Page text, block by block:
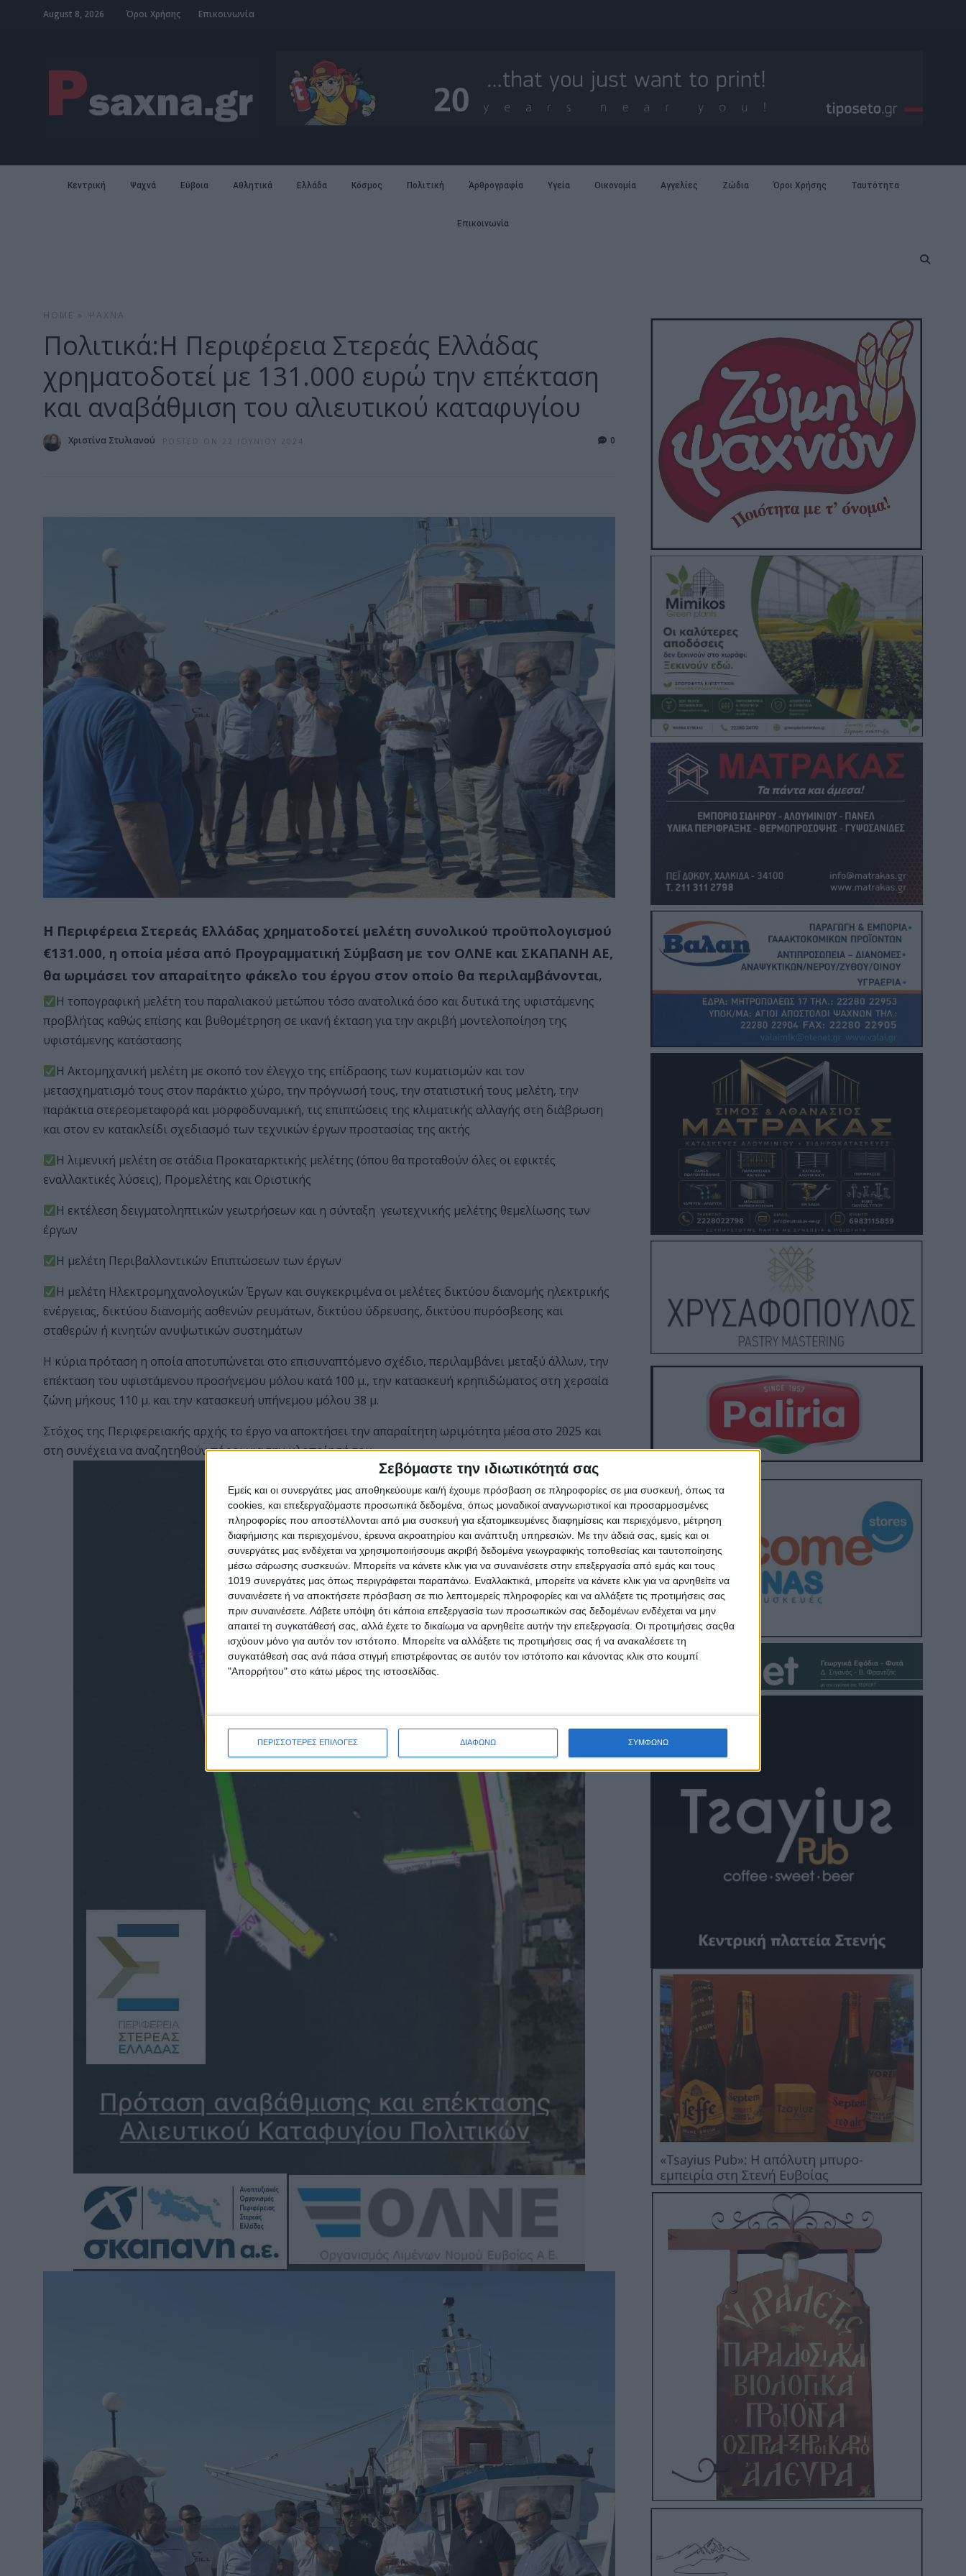
Σεβόμαστε την ιδιωτικότητά σας
Εμείς και οι συνεργάτες μας αποθηκεύουμε και/ή έχουμε πρόσβαση σε πληροφορίες σε μια συσκευή, όπως τα
cookies, και επεξεργαζόμαστε προσωπικά δεδομένα, όπως μοναδικοί αναγνωριστικοί και προσαρμοσμένες
πληροφορίες που αποστέλλονται από μια συσκευή για εξατομικευμένες διαφημίσεις και περιεχόμενο, μέτρηση
διαφήμισης και περιεχομένου, έρευνα ακροατηρίου και ανάπτυξη υπηρεσιών. Με την άδειά σας, εμείς και οι
συνεργάτες μας ενδέχεται να χρησιμοποιήσουμε ακριβή δεδομένα γεωγραφικής τοποθεσίας και ταυτοποίησης
μέσω σάρωσης συσκευών. Μπορείτε να κάνετε κλικ για να συναινέσετε στην επεξεργασία από εμάς και τους
1019 συνεργάτες μας όπως περιγράφεται παραπάνω. Εναλλακτικά, μπορείτε να κάνετε κλικ για να αρνηθείτε να
συναινέσετε ή να αποκτήσετε πρόσβαση σε πιο λεπτομερείς πληροφορίες και να αλλάξετε τις προτιμήσεις σας
πριν συναινέσετε. Λάβετε υπόψη ότι κάποια επεξεργασία των προσωπικών σας δεδομένων ενδέχεται να μην
απαιτεί τη συγκατάθεσή σας, αλλά έχετε το δικαίωμα να αρνηθείτε αυτήν την επεξεργασία. Οι προτιμήσεις σαςθα
ισχύουν μόνο για αυτόν τον ιστότοπο. Μπορείτε να αλλάξετε τις προτιμήσεις σας ή να ανακαλέσετε τη
συγκατάθεσή σας ανά πάσα στιγμή επιστρέφοντας σε αυτόν τον ιστότοπο και κάνοντας κλικ στο κουμπί
"Απορρήτου" στο κάτω μέρος της ιστοσελίδας.
ΠΕΡΙΣΣΟΤΕΡΕΣ ΕΠΙΛΟΓΕΣ ΔΙΑΦΩΝΩ ΣΥΜΦΩΝΩ
August 8, 2026 Όροι Χρήσης Επικοινωνία
Κεντρική Ψαχνά Εύβοια Αθλητικά Ελλάδα Κόσμος Πολιτική Άρθρογραφία Υγεία Οικονομία Αγγελίες Ζώδια Όροι Χρήσης Ταυτότητα
Επικοινωνία
HOME ΨΑΧΝΆ
Πολιτικά:Η Περιφέρεια Στερεάς Ελλάδας
χρηματοδοτεί με 131.000 ευρώ την επέκταση
και αναβάθμιση του αλιευτικού καταφυγίου
Χριστίνα Στυλιανού POSTED ON 22 ΙΟΥΝΊΟΥ 2024 0
Η Περιφέρεια Στερεάς Ελλάδας χρηματοδοτεί μελέτη συνολικού προϋπολογισμού
€131.000, η οποία μέσα από Προγραμματική Σύμβαση με τον ΟΛΝΕ και ΣΚΑΠΑΝΗ ΑΕ,
θα ωριμάσει τον απαραίτητο φάκελο του έργου στον οποίο θα περιλαμβάνονται,
Η τοπογραφική μελέτη του παραλιακού μετώπου τόσο ανατολικά όσο και δυτικά της υφιστάμενης
προβλήτας καθώς επίσης και βυθομέτρηση σε ικανή έκταση για την ακριβή μοντελοποίηση της
υφιστάμενης κατάστασης
Η Ακτομηχανική μελέτη με σκοπό τον έλεγχο της επίδρασης των κυματισμών και τον
μετασχηματισμό τους στον παράκτιο χώρο, την πρόγνωσή τους, την στατιστική τους μελέτη, την
παράκτια στερεομεταφορά και μορφοδυναμική, τις επιπτώσεις της κλιματικής αλλαγής στη διάβρωση
και στον εν κατακλείδι σχεδιασμό των τεχνικών έργων προστασίας της ακτής
Η λιμενική μελέτη σε στάδια Προκαταρκτικής μελέτης (όπου θα προταθούν όλες οι εφικτές
εναλλακτικές λύσεις), Προμελέτης και Οριστικής
Η εκτέλεση δειγματοληπτικών γεωτρήσεων και η σύνταξη γεωτεχνικής μελέτης θεμελίωσης των
έργων
Η μελέτη Περιβαλλοντικών Επιπτώσεων των έργων
Η μελέτη Ηλεκτρομηχανολογικών Έργων και συγκεκριμένα οι μελέτες δικτύου διανομής ηλεκτρικής
ενέργειας, δικτύου διανομής ασθενών ρευμάτων, δικτύου ύδρευσης, δικτύου πυρόσβεσης και
σταθερών ή κινητών ανυψωτικών συστημάτων
Η κύρια πρόταση η οποία αποτυπώνεται στο επισυναπτόμενο σχέδιο, περιλαμβάνει μεταξύ άλλων, την
επέκταση του υφιστάμενου προσήνεμου μόλου κατά 100 μ., την κατασκευή κρηπιδώματος στη χερσαία
ζώνη μήκους 110 μ. και την κατασκευή υπήνεμου μόλου 38 μ.
Στόχος της Περιφερειακής αρχής το έργο να αποκτήσει την απαραίτητη ωριμότητα μέσα στο 2025 και
στη συνέχεια να αναζητηθούν πόροι για την υλοποίησή του.